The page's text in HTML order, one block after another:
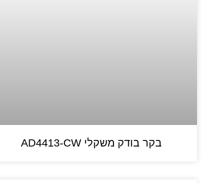
בקר בודק משקלי AD4413-CW